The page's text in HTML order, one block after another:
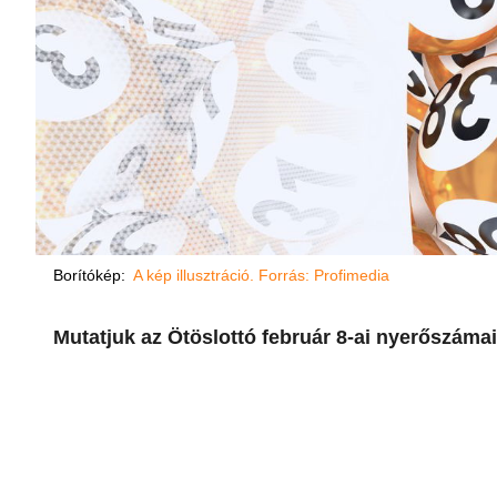
Borítókép: A kép illusztráció. Forrás: Profimedia
Mutatjuk az Ötöslottó február 8-ai